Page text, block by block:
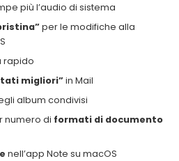
più l’audio di sistema
per le modifiche alla
rapido
migliori”in Mail
album condivisi
numero di formati di documento
nell’app Note su macOS